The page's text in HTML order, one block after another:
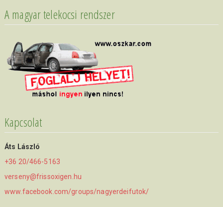
A magyar telekocsi rendszer
Kapcsolat
Áts László
+36 20/466-5163
verseny@frissoxigen.hu
www.facebook.com/groups/nagyerdeifutok/